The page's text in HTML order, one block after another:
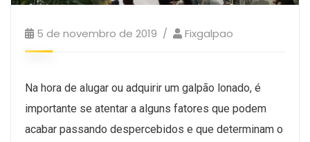
5 de novembro de 2019 Fixgalpao
Na hora de alugar ou adquirir um galpão lonado, é
importante se atentar a alguns fatores que podem
acabar passando despercebidos e que determinam o